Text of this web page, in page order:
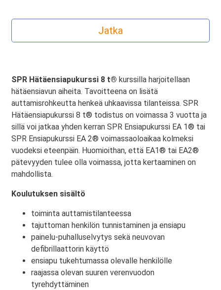
SPR Hätäensiapukurssi 8 t® kurssilla harjoitellaan
hätäensiavun aiheita. Tavoitteena on lisätä
auttamisrohkeutta henkeä uhkaavissa tilanteissa. SPR
Hätäensiapukurssi 8 t® todistus on voimassa 3 vuotta ja
sillä voi jatkaa yhden kerran SPR Ensiapukurssi EA 1® tai
SPR Ensiapukurssi EA 2® voimassaoloaikaa kolmeksi
vuodeksi eteenpäin. Huomioithan, että EA1® tai EA2®
pätevyyden tulee olla voimassa, jotta kertaaminen on
mahdollista.
Koulutuksen sisältö
toiminta auttamistilanteessa
tajuttoman henkilön tunnistaminen ja ensiapu
painelu-puhalluselvytys sekä neuvovan
defibrillaattorin käyttö
ensiapu tukehtumassa olevalle henkilölle
raajassa olevan suuren verenvuodon
tyrehdyttäminen